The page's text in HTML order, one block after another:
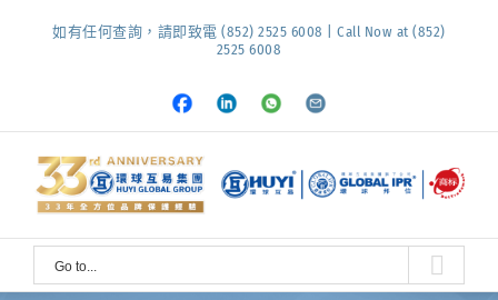
如有任何查詢，請即致電 (852) 2525 6008 | Call Now at (852)
2525 6008
Facebook
LinkedInWhatsapp
Email
Go to...